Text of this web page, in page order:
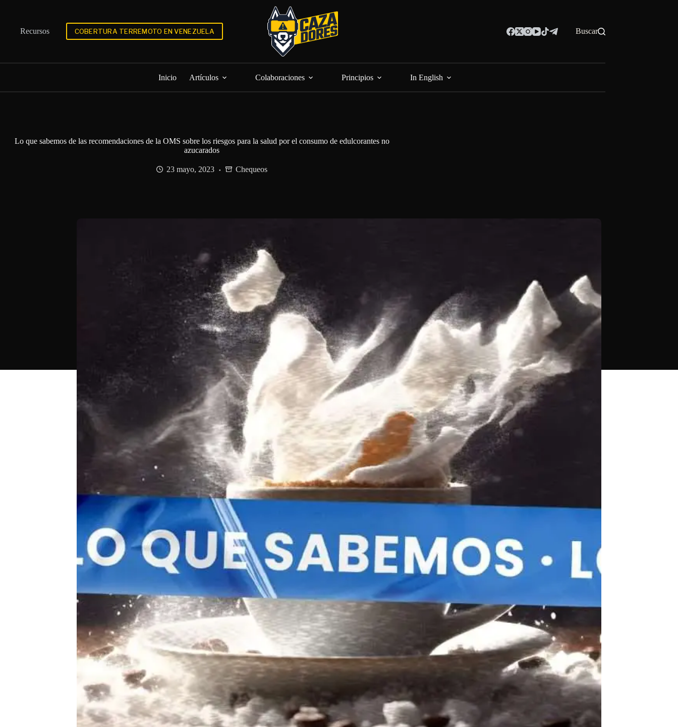
Recursos
COBERTURA TERREMOTO EN VENEZUELA Buscar
Inicio Artículos Colaboraciones Principios In English
Lo que sabemos de las recomendaciones de la OMS sobre los riesgos para la salud por el consumo de edulcorantes no
azucarados
23 mayo, 2023 Chequeos